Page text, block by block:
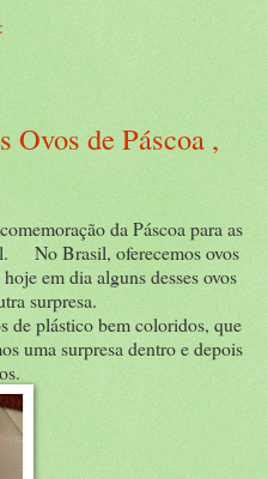
Ovos de Páscoa ,
da Páscoa para as
No Brasil, oferecemos ovos
em dia alguns desses ovos
surpresa.
bem coloridos, que
uma surpresa dentro e depois